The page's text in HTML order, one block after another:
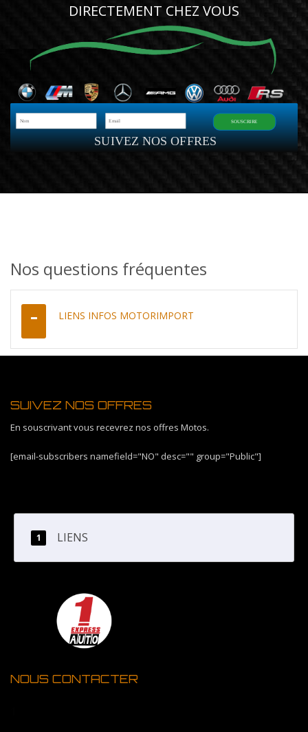
DIRECTEMENT CHEZ VOUS
SUIVEZ NOS OFFRES
SOUSCRIRE
Nos questions fréquentes
LIENS INFOS MOTORIMPORT
SUIVEZ NOS OFFRES
En souscrivant vous recevrez nos offres Motos.
[email-subscribers namefield="NO" desc="" group="Public"]
LIENS
NOUS CONTACTER